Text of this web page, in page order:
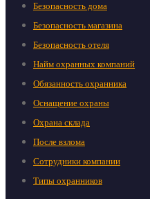
Безопасность дома
Безопасность магазина
Безопасность отеля
Найм охранных компаний
Обязанность охранника
Оснащение охраны
Охрана склада
После взлома
Сотрудники компании
Типы охранников